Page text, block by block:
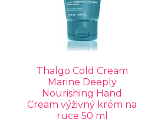
Thalgo Cold Cream
Marine Deeply
Nourishing Hand
Cream výživný krém na
ruce 50 ml